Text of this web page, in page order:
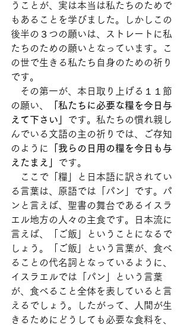
うことが、実は本当は私たちのためで
もあることを学びました。しかしこの
後半の３つの願いは、ストレートに私
たちのための願いとなっています。こ
の世で生きる私たち自身のための祈り
です。
その第一が、本日取り上げる１１節
の願い、
「私たちに必要な糧を今日与
えて下さい」
です。私たちの慣れ親し
んでいる文語の主の祈りでは、ご存知
のように
「我らの日用の糧を今日も与
えたまえ」
です。
ここで「糧」と日本語に訳されてい
る言葉は、原語では「パン」です。パ
ンと言えば、聖書の舞台であるイスラ
エル地方の人々の主食です。日本流に
言えば、「ご飯」ということになるで
しょう。「ご飯」という言葉が、食べ
ることの代名詞となっているように、
イスラエルでは「パン」という言葉
が、食べること全体を表していると言
えるでしょう。したがって、人間が生
きるためにどうしても必要な食料を、